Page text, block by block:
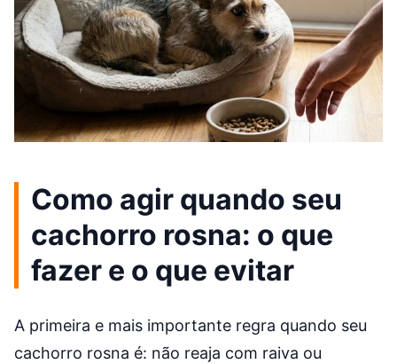
Como agir quando seu
cachorro rosna: o que
fazer e o que evitar
A primeira e mais importante regra quando seu
cachorro rosna é: não reaja com raiva ou